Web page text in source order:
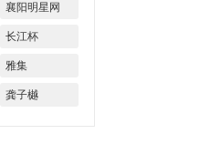
襄阳明星网
长江杯
雅集
龚子樾